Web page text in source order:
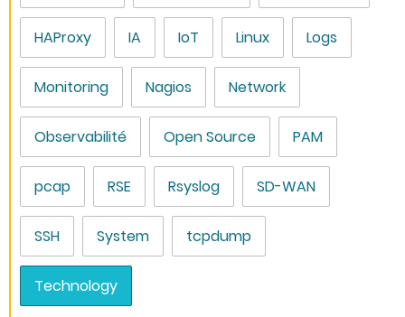
HAProxy IA IoT Linux Logs
Monitoring Nagios Network
Observabilité Open Source PAM
pcap RSE Rsyslog SD-WAN
SSH System tcpdump
Technology